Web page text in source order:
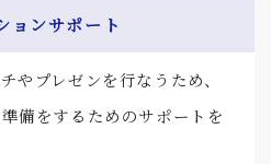
ョンサポート
やプレゼンを行なうため、
備をするためのサポートを